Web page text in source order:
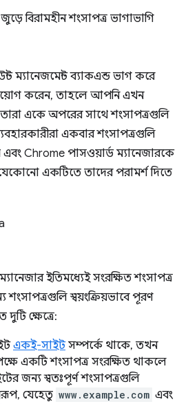
বিরামহীন শংসাপত্র ভাগাভাগি
ম্যানেজমেন্ট ব্যাকএন্ড ভাগ করে
করেন, তাহলে আপনি এখন
একে অপরের সাথে শংসাপত্রগুলি
একবার শংসাপত্রগুলি
Chrome পাসওয়ার্ড ম্যানেজারকে
একটিতে তাদের পরামর্শ দিতে
ইতিমধ্যেই সংরক্ষিত শংসাপত্র
স্বয়ংক্রিয়ভাবে পূরণ
দুটি ক্ষেত্রে:
একই-সাইটসম্পর্কে থাকে, তখন
একটি শংসাপত্র সংরক্ষিত থাকলে
জন্য স্বতঃপূর্ণ শংসাপত্রগুলি
যেহেতু www.example.com এবং